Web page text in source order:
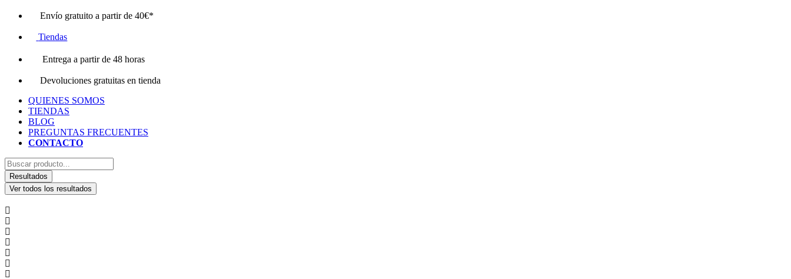
contenido
Envío gratuito a partir de 40€*
Tiendas
Entrega a partir de 48 horas
Devoluciones gratuitas en tienda
QUIENES SOMOS
TIENDAS
BLOG
PREGUNTAS FRECUENTES
CONTACTO
Search
...Resultados
Ver todos los resultados